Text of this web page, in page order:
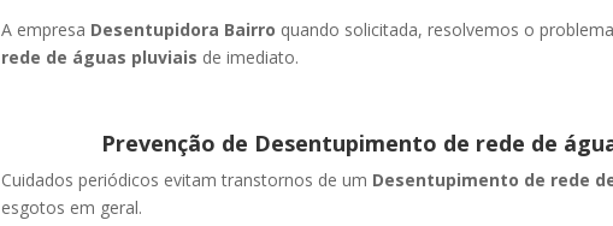
A empresa Desentupidora Bairro quando solicitada, resolvemos o
rede de águas pluviais de imediato.
Prevenção de Desentupimento de rede de
Cuidados periódicos evitam transtornos de um Desentupimento de rede
esgotos em geral.